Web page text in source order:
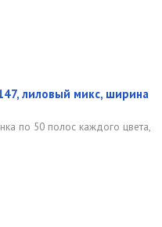
лиловый микс, ширина
по 50 полос каждого цвета,